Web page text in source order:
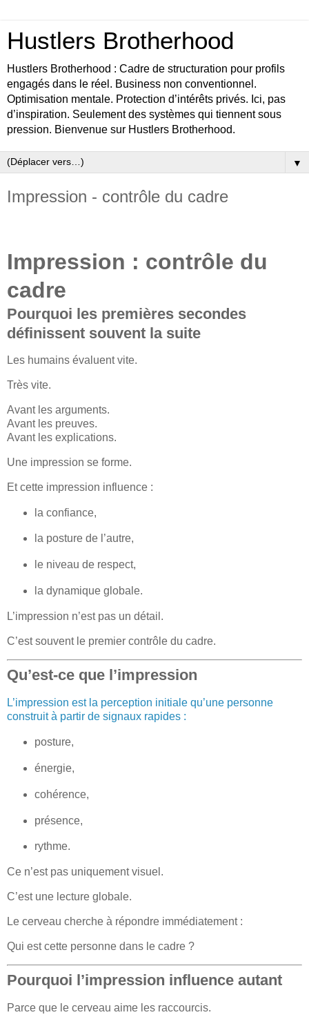
Hustlers Brotherhood
Hustlers Brotherhood : Cadre de structuration pour profils
engagés dans le réel. Business non conventionnel.
Optimisation mentale. Protection d’intérêts privés. Ici, pas
d’inspiration. Seulement des systèmes qui tiennent sous
pression. Bienvenue sur Hustlers Brotherhood.
▼
Impression - contrôle du cadre
Impression : contrôle du
cadre
Pourquoi les premières secondes
définissent souvent la suite
Les humains évaluent vite.
Très vite.
Avant les arguments.
Avant les preuves.
Avant les explications.
Une impression se forme.
Et cette impression influence :
la confiance,
la posture de l’autre,
le niveau de respect,
la dynamique globale.
L’impression n’est pas un détail.
C’est souvent le premier contrôle du cadre.
Qu’est-ce que l’impression
L’impression est la perception initiale qu’une personne
construit à partir de signaux rapides :
posture,
énergie,
cohérence,
présence,
rythme.
Ce n’est pas uniquement visuel.
C’est une lecture globale.
Le cerveau cherche à répondre immédiatement :
Qui est cette personne dans le cadre ?
Pourquoi l’impression influence autant
Parce que le cerveau aime les raccourcis.